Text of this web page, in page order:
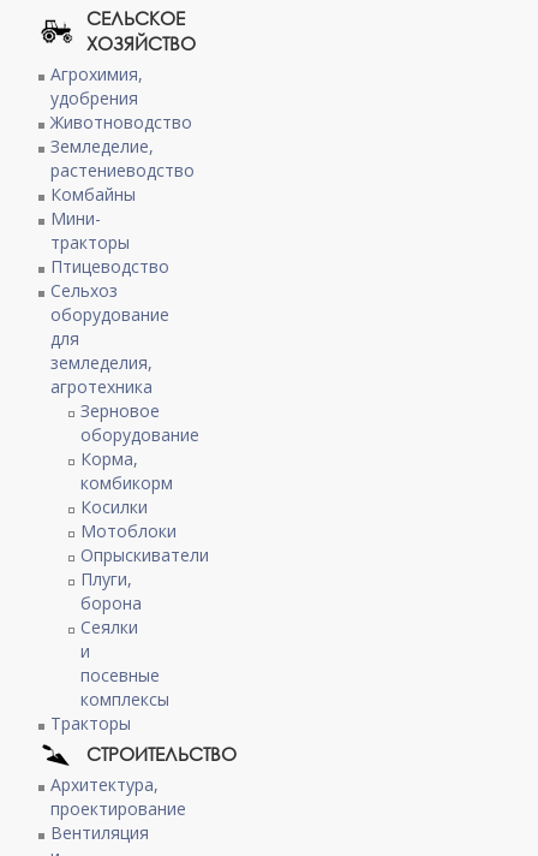
СЕЛЬСКОЕ
ХОЗЯЙСТВО
Агрохимия,
удобрения
Животноводство
Земледелие,
растениеводство
Комбайны
Мини-
тракторы
Птицеводство
Сельхоз
оборудование
для
земледелия,
агротехника
Зерновое
оборудование
Корма,
комбикорм
Косилки
Мотоблоки
Опрыскиватели
Плуги,
борона
Сеялки
и
посевные
комплексы
Тракторы
СТРОИТЕЛЬСТВО
Архитектура,
проектирование
Вентиляция